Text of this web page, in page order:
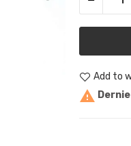
Add to
